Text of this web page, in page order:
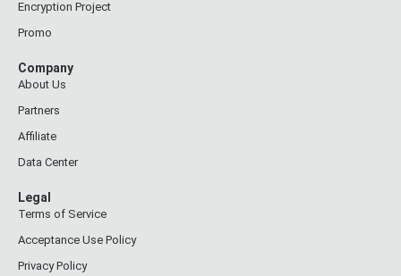
Encryption Project
Promo
Company
About Us
Partners
Affiliate
Data Center
Legal
Terms of Service
Acceptance Use Policy
Privacy Policy